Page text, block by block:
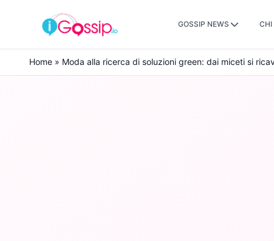
Skip to content
GOSSIP NEWS CHI
Home » Moda alla ricerca di soluzioni green: dai miceti si